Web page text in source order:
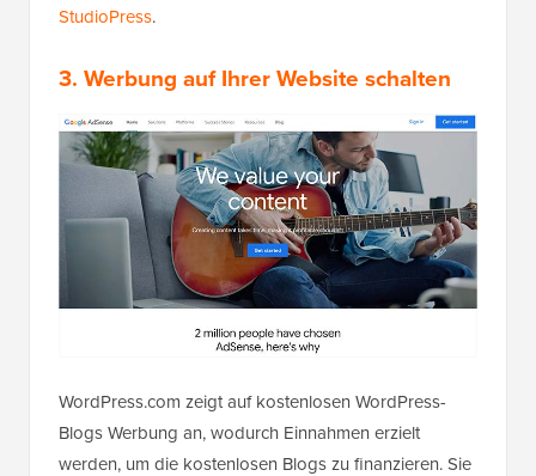
StudioPress.
3. Werbung auf Ihrer Website schalten
WordPress.com zeigt auf kostenlosen WordPress-
Blogs Werbung an, wodurch Einnahmen erzielt
werden, um die kostenlosen Blogs zu finanzieren. Sie